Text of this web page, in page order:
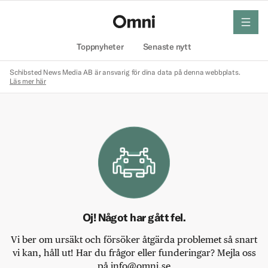
Toppnyheter Senaste nytt
meny
Schibsted News Media AB är ansvarig för dina data på denna webbplats.
Läs mer här
Oj! Något har gått fel.
Vi ber om ursäkt och försöker åtgärda problemet så snart
vi kan, håll ut! Har du frågor eller funderingar? Mejla oss